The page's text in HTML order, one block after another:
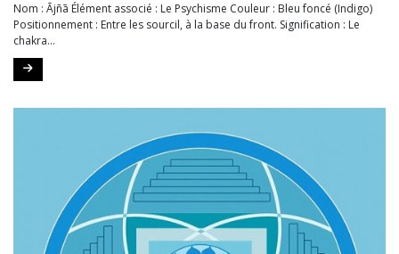
Nom : Ājñā Élément associé : Le Psychisme Couleur : Bleu foncé (Indigo)
Positionnement : Entre les sourcil, à la base du front. Signification : Le
chakra...